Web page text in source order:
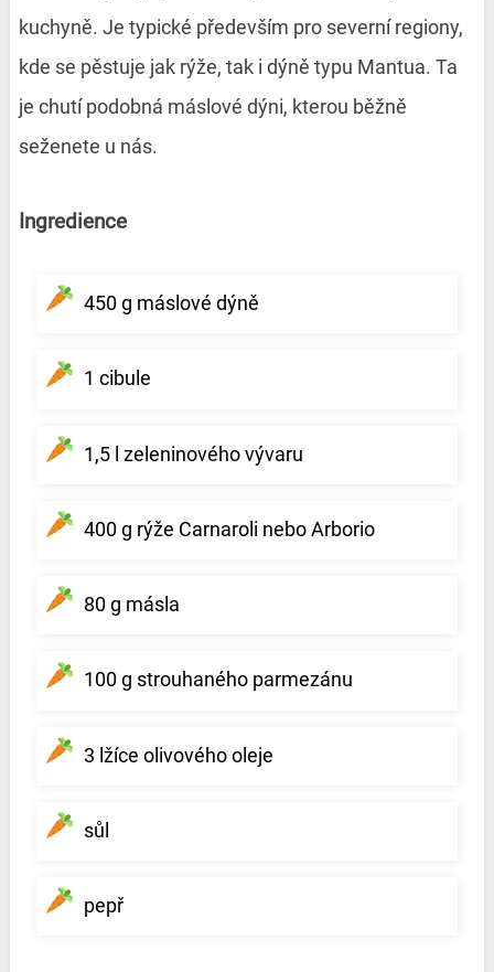
kuchyně. Je typické především pro severní regiony,
kde se pěstuje jak rýže, tak i dýně typu Mantua. Ta
je chutí podobná máslové dýni, kterou běžně
seženete u nás.
Ingredience
450 g máslové dýně
1 cibule
1,5 l zeleninového vývaru
400 g rýže Carnaroli nebo Arborio
80 g másla
100 g strouhaného parmezánu
3 lžíce olivového oleje
sůl
pepř